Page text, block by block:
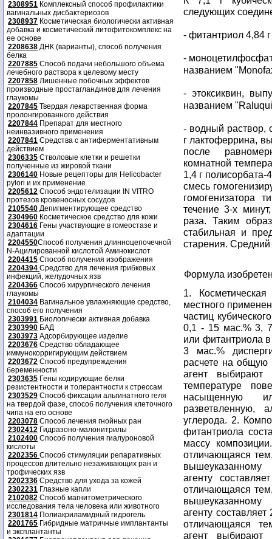
2308951 Комплексный способ профилактики
вагинальных дисбактериозов
2308937 Косметическая биологически активная
добавка и косметический литофитокомплекс на
ее основе
2208638 ДНК (варианты), способ получения
белка
2207885 Способ подачи небольшого объема
лечебного раствора к целевому месту
2207858 Лишенные побочных эффектов
производные простагландинов для лечения
глаукомы
2207845 Твердая лекарственная форма
пролонгированного действия
2207844 Препарат для местного
неинвазивного применения
2207841 Средства с антиферментативным
действием
2306335 Стволовые клетки и решетки
полученные из жировой ткани
2306140 Новые рецепторы для Helicobacter
pylori и их применение
2205612 Способ эндотелизации IN VITRO
протезов кровеносных сосудов
2105540 Депигментирующее средство
2304960 Косметическое средство для кожи
2304616 Гены участвующие в гомеостазе и
адаптации
2204550Способ получения длинноцепочечной
N-Ацилированной кислотой Аминокислот
2204415 Способ получения изображения
2204394 Средство для лечения грибковых
инфекций, желудочных язв
2204366 Способ хирургического лечения
глаукомы
2104034 Вагинальное увлажняющие средство,
способ его получения
2303991 Биологически активная добавка
2303990 БАД
2303973 Адсорбирующее изделие
2203676 Средство обладающее
иммунокорригирующим действием
2203672 Способ предупреждения
беременности
2303635 Гены кодирующие белки
резистентности и толерантности к стрессам
2303529 Способ фиксации альгинатного геля
на твердой фазе, способ получения клеточного
чипа на его основе
2203078 Способ лечения гнойных ран
2302412 Гидразоно-малонитрилы
2102400 Способ получения гиалуроновой
кислоты
2202356 Способ стимуляции репаративных
процессов длительно незаживающих ран и
трофических язв
2202336 Средство для ухода за кожей
2302231 Глазные капли
2102082 Способ магнитометрического
исследования тела человека или животного
2301814 Полиакриламидный гидрогель
2201765 Гибридные матричные имплантанты
и эксплантанты
следующих
- фитантриол 4,84 г
-
названием
- этоксиквин,
названием
- водный раствор,
г лактоферрина,
после
комнатной
1,4 г
смесь
гомогенизатора
течение 3-х
раза. Таким
стабильная и
старения. Средний
Формула
1.
местного
частиц
0,1 - 15 мас.% 3, 7,
или фитантриола
3 мас.%
расчете на общую
агент выбирают
температуре
насыщенную
углерода. 2.
фитантриола
массу
отличающаяся
агенту
отличающаяся
агенту
отличающаяся
агент